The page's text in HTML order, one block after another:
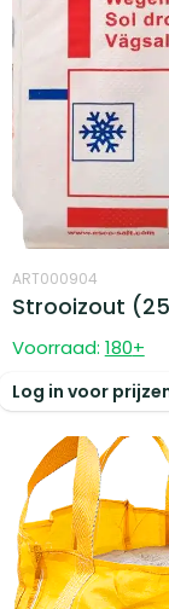
ART000904
Strooizout
Voorraad: 180+
Log in voor